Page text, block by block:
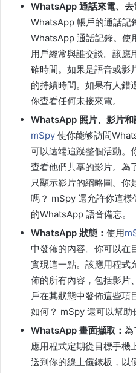
WhatsApp 通話來電、去
WhatsApp 帳戶的通話記
WhatsApp 通話記錄。使
用戶經常與誰交談。該應
確時間。如果是語音或影
的持續時間。如果有人錯
你查看任何未接來電。
WhatsApp 照片、影片和
mSpy 使你能够訪問
可以遠端追蹤整個活動。
查看他們共享的影片。為
只顯示影片的縮略圖。
嗎？ mSpy 還允許你這樣
的WhatsApp 語音備忘。
WhatsApp 狀態： 使用
中發佈的內容。你可以在
實現這一點。該應用程式
佈的所有內容，包括影片
戶在其狀態中發佈這些項
如何？ mSpy 還可以幫助
WhatsApp 畫面擷取： 為
應用程式定期從目標手機
送到你的線上儀錶板，以